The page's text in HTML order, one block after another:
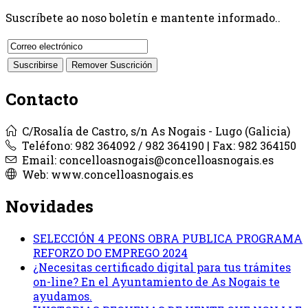
Suscríbete ao noso boletín e mantente informado..
Contacto
C/Rosalía de Castro, s/n As Nogais - Lugo (Galicia)
Teléfono: 982 364092 / 982 364190 | Fax: 982 364150
Email: concelloasnogais@concelloasnogais.es
Web: www.concelloasnogais.es
Novidades
SELECCIÓN 4 PEONS OBRA PUBLICA PROGRAMA
REFORZO DO EMPREGO 2024
¿Necesitas certificado digital para tus trámites
on-line? En el Ayuntamiento de As Nogais te
ayudamos.